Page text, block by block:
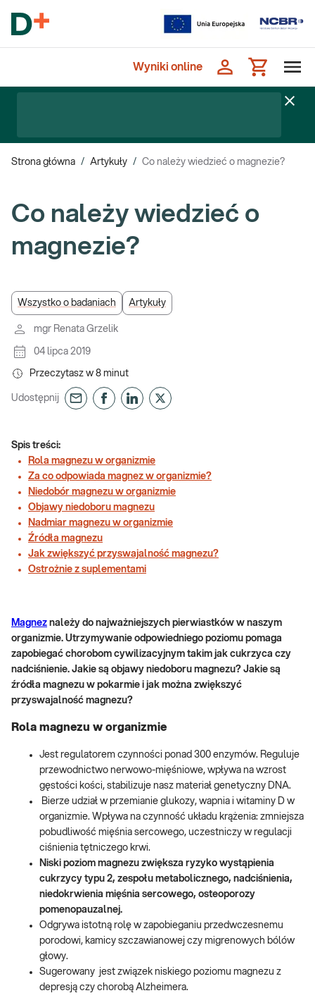
Wyniki online
Strona główna / Artykuły / Co należy wiedzieć o magnezie?
Co należy wiedzieć o
magnezie?
Wszystko o badaniach Artykuły
mgr Renata Grzelik
04 lipca 2019
Przeczytasz w 8 minut
Udostępnij
Spis treści:
Rola magnezu w organizmie
Za co odpowiada magnez w organizmie?
Niedobór magnezu w organizmie
Objawy niedoboru magnezu
Nadmiar magnezu w organizmie
Źródła magnezu
Jak zwiększyć przyswajalność magnezu?
Ostrożnie z suplementami
Magnez należy do najważniejszych pierwiastków w naszym
organizmie. Utrzymywanie odpowiedniego poziomu pomaga
zapobiegać chorobom cywilizacyjnym takim jak cukrzyca czy
nadciśnienie. Jakie są objawy niedoboru magnezu? Jakie są
źródła magnezu w pokarmie i jak można zwiększyć
przyswajalność magnezu?
Rola magnezu w organizmie
Jest regulatorem czynności ponad 300 enzymów. Reguluje
przewodnictwo nerwowo-mięśniowe, wpływa na wzrost
gęstości kości, stabilizuje nasz materiał genetyczny DNA.
Bierze udział w przemianie glukozy, wapnia i witaminy D w
organizmie. Wpływa na czynność układu krążenia: zmniejsza
pobudliwość mięśnia sercowego, uczestniczy w regulacji
ciśnienia tętniczego krwi.
Niski poziom magnezu zwiększa ryzyko wystąpienia
cukrzycy typu 2, zespołu metabolicznego, nadciśnienia,
niedokrwienia mięśnia sercowego, osteoporozy
pomenopauzalnej.
Odgrywa istotną rolę w zapobieganiu przedwczesnemu
porodowi, kamicy szczawianowej czy migrenowych bólów
głowy.
Sugerowany jest związek niskiego poziomu magnezu z
depresją czy chorobą Alzheimera.